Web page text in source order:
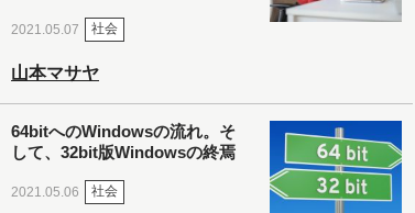
2021.05.07 社会
山本マサヤ
64bitへのWindowsの流れ。そ
して、32bit版Windowsの終焉
2021.05.06 社会